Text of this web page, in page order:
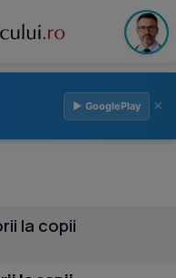
▶ GooglePlay ×
la copii